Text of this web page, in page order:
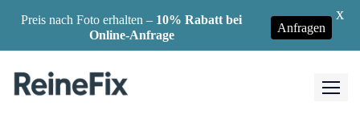
Preis nach Foto erhalten – 10% Rabatt bei
Online-Anfrage
Anfragen
X